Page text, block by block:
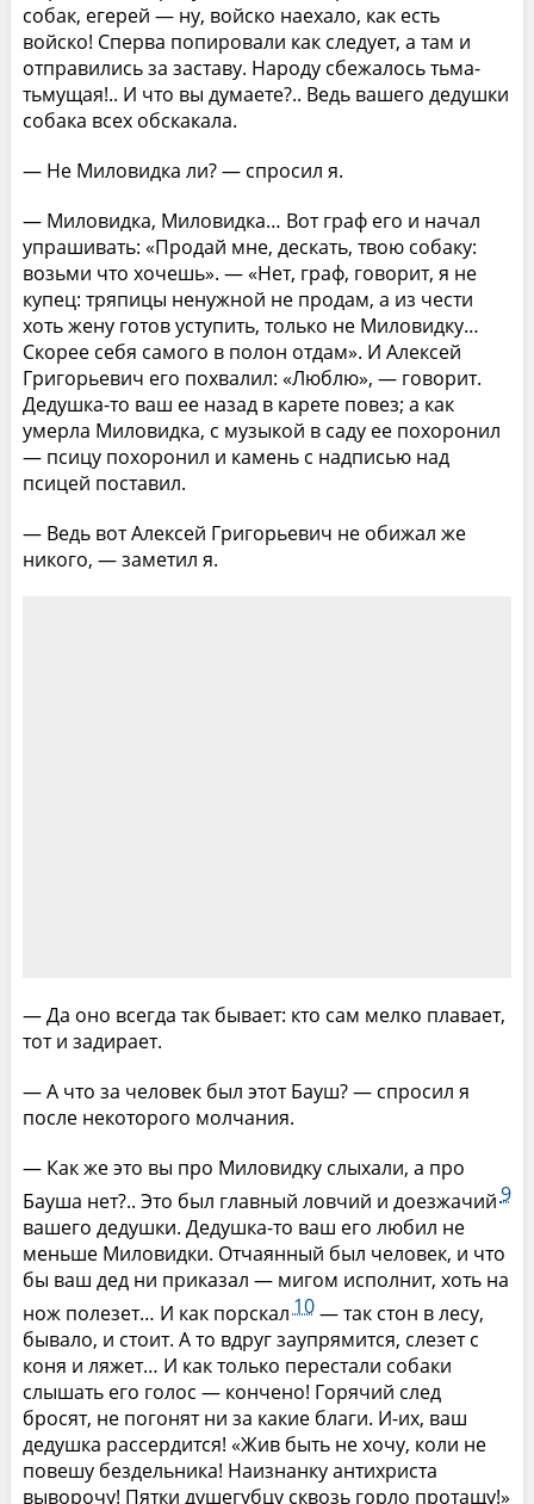
собак, егерей — ну, войско наехало, как есть
войско! Сперва попировали как следует, а там и
отправились за заставу. Народу сбежалось тьма-
тьмущая!.. И что вы думаете?.. Ведь вашего дедушки
собака всех обскакала.
— Не Миловидка ли? — спросил я.
— Миловидка, Миловидка… Вот граф его и начал
упрашивать: «Продай мне, дескать, твою собаку:
возьми что хочешь». — «Нет, граф, говорит, я не
купец: тряпицы ненужной не продам, а из чести
хоть жену готов уступить, только не Миловидку…
Скорее себя самого в полон отдам». И Алексей
Григорьевич его похвалил: «Люблю», — говорит.
Дедушка-то ваш ее назад в карете повез; а как
умерла Миловидка, с музыкой в саду ее похоронил
— псицу похоронил и камень с надписью над
псицей поставил.
— Ведь вот Алексей Григорьевич не обижал же
никого, — заметил я.
— Да оно всегда так бывает: кто сам мелко плавает,
тот и задирает.
— А что за человек был этот Бауш? — спросил я
после некоторого молчания.
— Как же это вы про Миловидку слыхали, а про
Бауша нет?.. Это был главный ловчий и доезжачий9
вашего дедушки. Дедушка-то ваш его любил не
меньше Миловидки. Отчаянный был человек, и что
бы ваш дед ни приказал — мигом исполнит, хоть на
нож полезет… И как порскал 10— так стон в лесу,
бывало, и стоит. А то вдруг заупрямится, слезет с
коня и ляжет… И как только перестали собаки
слышать его голос — кончено! Горячий след
бросят, не погонят ни за какие благи. И-их, ваш
дедушка рассердится! «Жив быть не хочу, коли не
повешу бездельника! Наизнанку антихриста
выворочу! Пятки душегубцу сквозь горло протащу!»